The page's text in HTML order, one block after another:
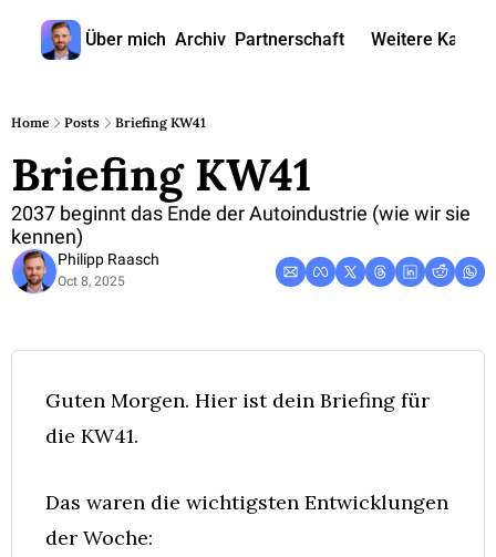
Über mich Archiv Partnerschaft Weitere Kanäle
🇬🇧
Home Posts Briefing KW41
Briefing KW41
2037 beginnt das Ende der Autoindustrie (wie wir sie
kennen)
Philipp Raasch
Oct 8, 2025
Guten Morgen. Hier ist dein Briefing für
die KW41.
Das waren die wichtigsten Entwicklungen
der Woche: